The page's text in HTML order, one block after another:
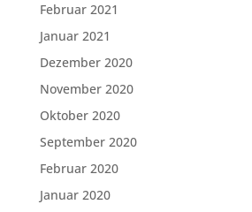
Februar 2021
Januar 2021
Dezember 2020
November 2020
Oktober 2020
September 2020
Februar 2020
Januar 2020